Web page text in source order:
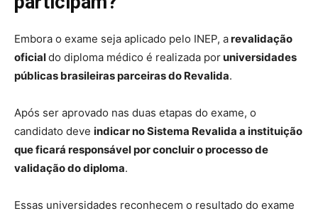
Embora o exame seja aplicado pelo INEP, arevalidação
oficialdo diploma médico é realizada poruniversidades
públicas brasileiras parceiras do Revalida.
Após ser aprovado nas duas etapas do exame, o
candidato deve indicar no Sistema Revalida a instituição
que ficará responsável por concluir o processo de
validação do diploma.
Essas universidades reconhecem o resultado do exame